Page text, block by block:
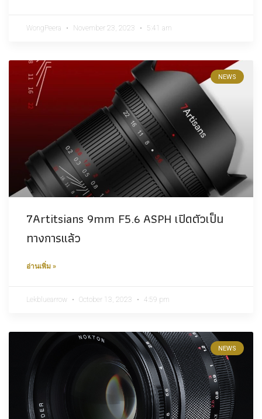
WongPeera November 23, 2023 5:41 am
NEWS
7Artitsians 9mm F5.6 ASPH เปิดตัวเป็น
ทางการแล้ว
อ่านเพิ่ม »
Lekbluearrow October 13, 2023 4:59 pm
NEWS